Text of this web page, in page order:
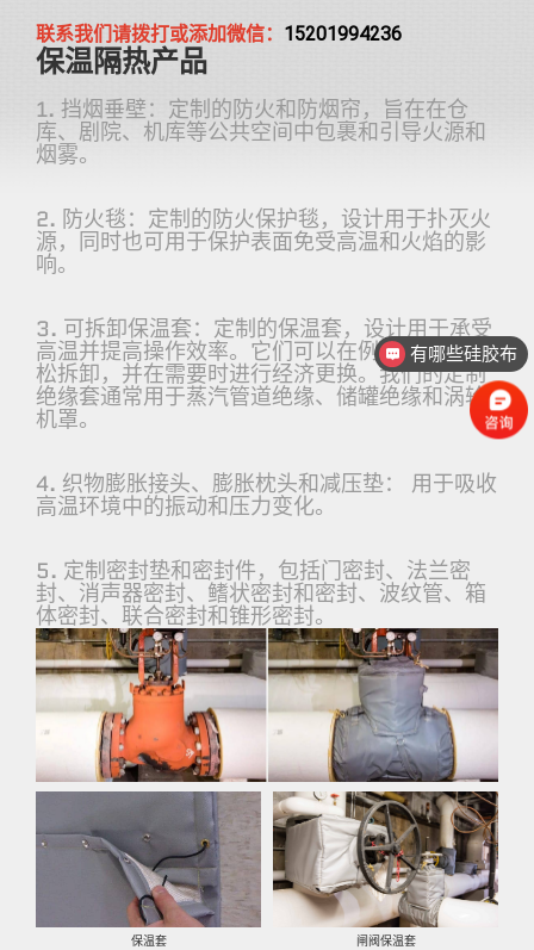
联系我们请拨打或添加微信： 15201994236
保温隔热产品
1. 挡烟垂壁：定制的防火和防烟帘，旨在在仓
库、剧院、机库等公共空间中包裹和引导火源和
烟雾。
2. 防火毯：定制的防火保护毯，设计用于扑灭火
源，同时也可用于保护表面免受高温和火焰的影
响。
3. 可拆卸保温套：定制的保温套，设计用于承受
高温并提高操作效率。它们可以在例行维护时轻
松拆卸，并在需要时进行经济更换。我们的定制
绝缘套通常用于蒸汽管道绝缘、储罐绝缘和涡轮
机罩。
4. 织物膨胀接头、膨胀枕头和减压垫： 用于吸收
高温环境中的振动和压力变化。
5. 定制密封垫和密封件，包括门密封、法兰密
封、消声器密封、鳍状密封和密封、波纹管、箱
体密封、联合密封和锥形密封。
保温套 闸阀保温套
有哪些硅胶布